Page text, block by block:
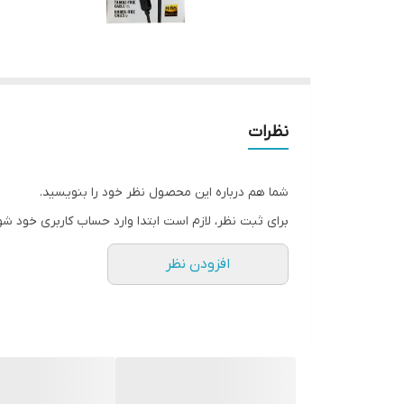
نظرات
شما هم درباره این محصول نظر خود را بنویسید.
برای ثبت نظر، لازم است ابتدا وارد حساب کاربری خود
افزودن نظر